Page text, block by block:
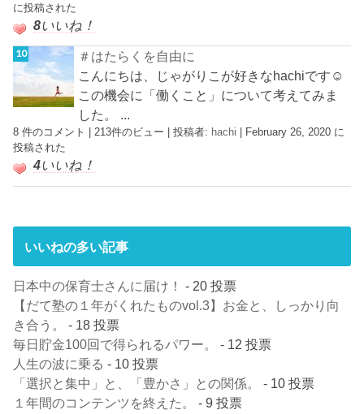
に投稿された
8いいね！
＃はたらくを自由に
こんにちは、じゃがりこが好きなhachiです☺︎
この機会に「働くこと」について考えてみま
した。 ...
8 件のコメント |213件のビュー |投稿者: hachi
February 26, 2020 に
投稿された
4いいね！
いいねの多い記事
日本中の保育士さんに届け！
- 20 投票
【だて塾の１年がくれたものvol.3】お金と、しっかり向
き合う。
- 18 投票
毎日貯金100回で得られるパワー。
- 12 投票
人生の波に乗る - 10 投票
「選択と集中」と、「豊かさ」との関係。
- 10 投票
１年間のコンテンツを終えた。
- 9 投票